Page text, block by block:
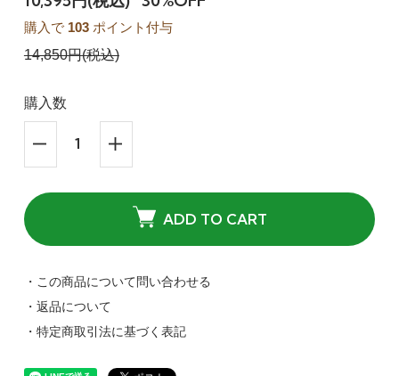
購入で 103ポイント付与
14,850円(税込)
購入数
ADD TO CART
・この商品について問い合わせる
・返品について
・特定商取引法に基づく表記